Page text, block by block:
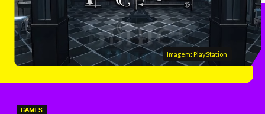
Imagem: PlayStation
GAMES